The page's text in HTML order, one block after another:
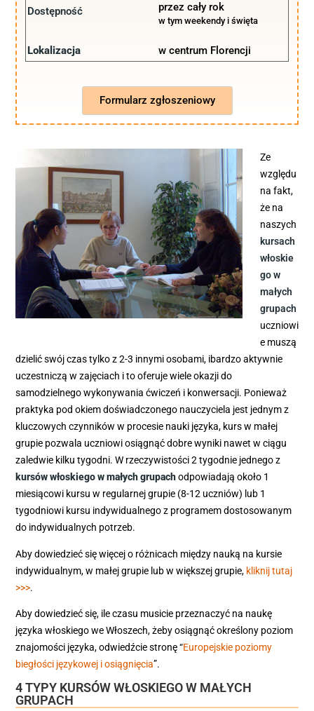
Dostępność przez cały rok
w tym weekendy i święta
Lokalizacja w centrum Florencji
Formularz zgłoszeniowy
Ze
względu
na fakt,
że na
naszych
kursach
włoskie
go w
małych
grupach
uczniowi
e muszą
dzielić swój czas tylko z 2-3 innymi osobami, ibardzo aktywnie
uczestniczą w zajęciach i to oferuje wiele okazji do
samodzielnego wykonywania ćwiczeń i konwersacji. Ponieważ
praktyka pod okiem doświadczonego nauczyciela jest jednym z
kluczowych czynników w procesie nauki języka, kurs w małej
grupie pozwala uczniowi osiągnąć dobre wyniki nawet w ciągu
zaledwie kilku tygodni. W rzeczywistości 2 tygodnie jednego z
kursów włoskiego w małych grupachodpowiadają około 1
miesiącowi kursu w regularnej grupie (8-12 uczniów) lub 1
tygodniowi kursu indywidualnego z programem dostosowanym
do indywidualnych potrzeb.
Aby dowiedzieć się więcej o różnicach między nauką na kursie
indywidualnym, w małej grupie lub w większej grupie, kliknij tutaj
>>>.
Aby dowiedzieć się, ile czasu musicie przeznaczyć na naukę
języka włoskiego we Włoszech, żeby osiągnąć określony poziom
znajomości języka, odwiedźcie stronę “Europejskie poziomy
biegłości językowej i osiągnięcia”.
4 TYPY KURSÓW WŁOSKIEGO W MAŁYCH
GRUPACH